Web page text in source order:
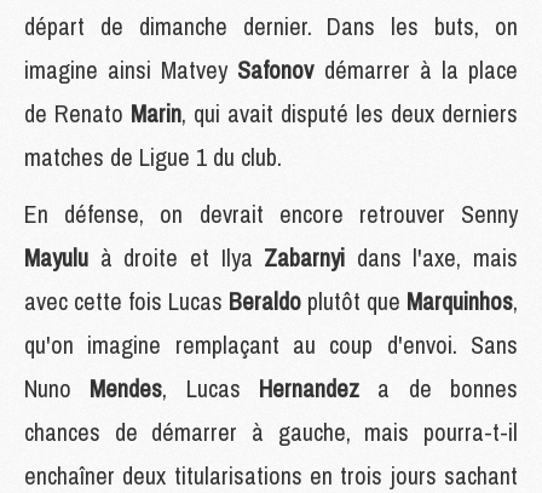
départ de dimanche dernier. Dans les buts, on
imagine ainsi Matvey Safonov démarrer à la place
de Renato Marin, qui avait disputé les deux derniers
matches de Ligue 1 du club.
En défense, on devrait encore retrouver Senny
Mayulu à droite et Ilya Zabarnyi dans l'axe, mais
avec cette fois Lucas Beraldo plutôt que Marquinhos,
qu'on imagine remplaçant au coup d'envoi. Sans
Nuno Mendes, Lucas Hernandez a de bonnes
chances de démarrer à gauche, mais pourra-t-il
enchaîner deux titularisations en trois jours sachant